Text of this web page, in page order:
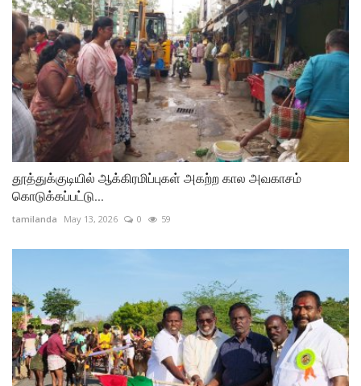
தூத்துக்குடியில் ஆக்கிரமிப்புகள் அகற்ற கால அவகாசம்
கொடுக்கப்பட்டு...
tamilanda May 13, 2026 0 59